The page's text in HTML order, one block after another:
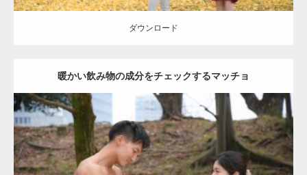
ダウンロード
暖かい飲み物の成分をチェックするマッチョ
Update:2021.07.8
Category:公園のマッチョ その他 AKIHITO(細マッチョ) 上腕三頭筋